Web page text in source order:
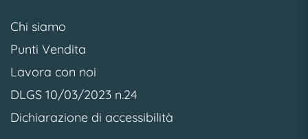
Chi siamo
Punti Vendita
Lavora con noi
DLGS 10/03/2023 n.24
Dichiarazione di accessibilità